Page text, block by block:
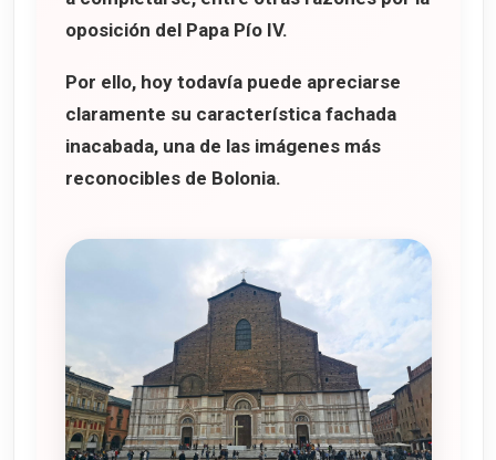
oposición del Papa Pío IV.
Por ello, hoy todavía puede apreciarse
claramente su característica fachada
inacabada, una de las imágenes más
reconocibles de Bolonia.